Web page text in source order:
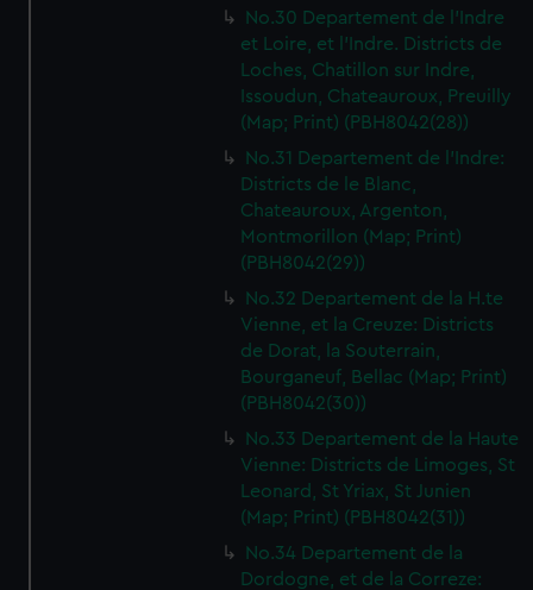
No.30 Departement de l'Indre
et Loire, et l'Indre. Districts de
Loches, Chatillon sur Indre,
Issoudun, Chateauroux, Preuilly
(Map; Print) (PBH8042(28))
No.31 Departement de l'Indre:
Districts de le Blanc,
Chateauroux, Argenton,
Montmorillon (Map; Print)
(PBH8042(29))
No.32 Departement de la H.te
Vienne, et la Creuze: Districts
de Dorat, la Souterrain,
Bourganeuf, Bellac (Map; Print)
(PBH8042(30))
No.33 Departement de la Haute
Vienne: Districts de Limoges, St
Leonard, St Yriax, St Junien
(Map; Print) (PBH8042(31))
No.34 Departement de la
Dordogne, et de la Correze: